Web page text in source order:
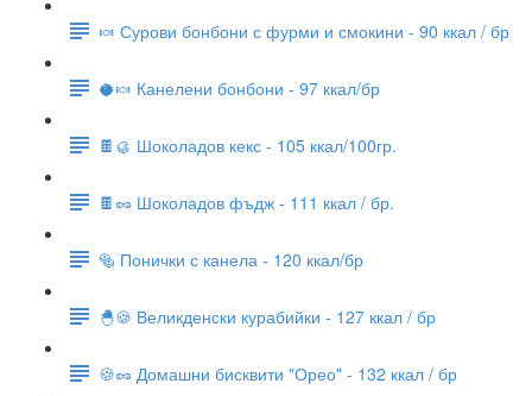
🍬 Сурови бонбони с фурми и смокини - 90 ккал / бр
🥥🍬 Канелени бонбони - 97 ккал/бр
🍫🥮 Шоколадов кекс - 105 ккал/100гр.
🍫🥜 Шоколадов фъдж - 111 ккал / бр.
🥯 Понички с канела - 120 ккал/бр
🐣🍪 Великденски курабийки - 127 ккал / бр
🍪🥜 Домашни бисквити "Орео" - 132 ккал / бр